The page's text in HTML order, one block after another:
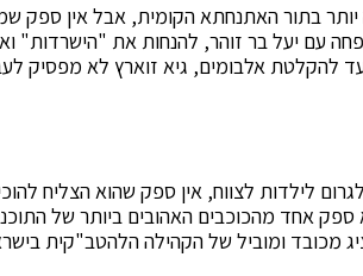
בתור האתנחתא הקומית, אבל אין ספק
עם יעל בר זוהר, להנחות את "הישרדות"
להקלטת אלבומים, גיא זוארץ לא מפסיק
לילדות לצווח, אין ספק שהוא הצליח
אחד מהכוכבים האהובים ביותר של
מכובד ומוביל של הקהילה הלהטב"קית